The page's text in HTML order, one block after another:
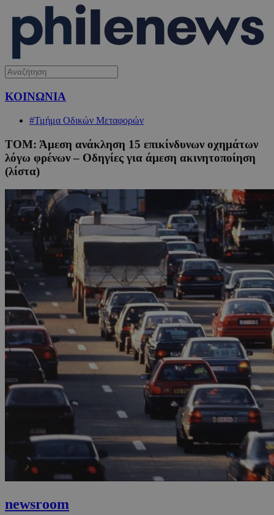
ΚΟΙΝΩΝΙΑ
#Τμήμα Οδικών Μεταφορών
ΤΟΜ: Άμεση ανάκληση 15 επικίνδυνων οχημάτων
λόγω φρένων – Οδηγίες για άμεση ακινητοποίηση
(λίστα)
newsroom